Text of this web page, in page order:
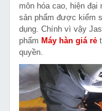
môn hóa cao, hiện
sản phẩm được kiểm
dụng. Chính vì vậy
phẩm Máy hàn giá rẻ
quyền.